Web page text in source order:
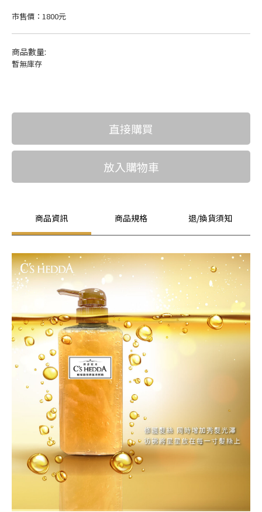
市售價：1800元
商品數量:
暫無庫存
直接購買
放入購物車
商品資訊 商品規格 退/換貨須知